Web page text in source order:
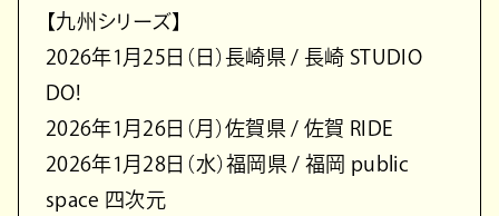
【九州シリーズ】
2026年1月25日（日）長崎県 / 長崎 STUDIO
DO!
2026年1月26日（月）佐賀県 / 佐賀 RIDE
2026年1月28日（水）福岡県 / 福岡 public
space 四次元